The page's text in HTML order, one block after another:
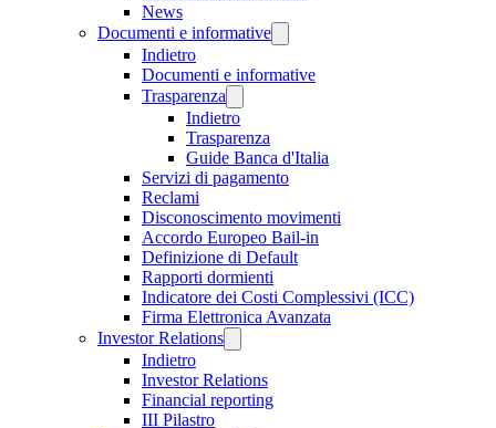
News
Documenti e informative
Indietro
Documenti e informative
Trasparenza
Indietro
Trasparenza
Guide Banca d'Italia
Servizi di pagamento
Reclami
Disconoscimento movimenti
Accordo Europeo Bail-in
Definizione di Default
Rapporti dormienti
Indicatore dei Costi Complessivi (ICC)
Firma Elettronica Avanzata
Investor Relations
Indietro
Investor Relations
Financial reporting
III Pilastro